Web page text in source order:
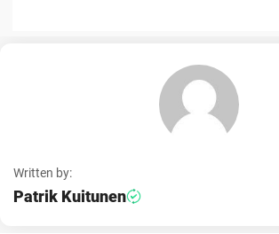
Written by:
Patrik Kuitunen